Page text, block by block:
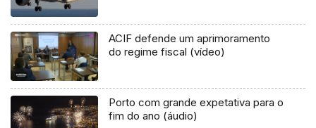
ACIF defende um aprimoramento
do regime fiscal (vídeo)
Porto com grande expetativa para o
fim do ano (áudio)